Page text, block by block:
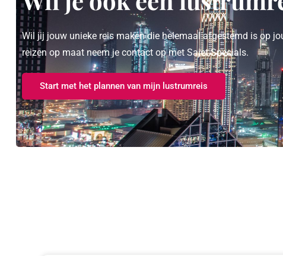
Wil jij jouw unieke reis maken die helemaal afgestemd is op
reizen op maat neem je contact op met Sajet Specials.
Start met het plannen van mijn lustrumreis